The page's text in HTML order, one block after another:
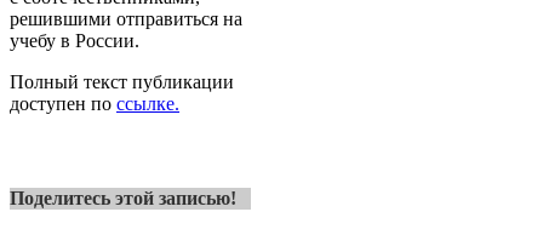
решившими отправиться на
учебу в России.
Полный текст публикации
доступен по ссылке.
Поделитесь этой записью!